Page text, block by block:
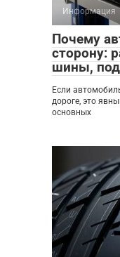
Информация
Почему
сторону:
шины,
Если
дороге, это
основных